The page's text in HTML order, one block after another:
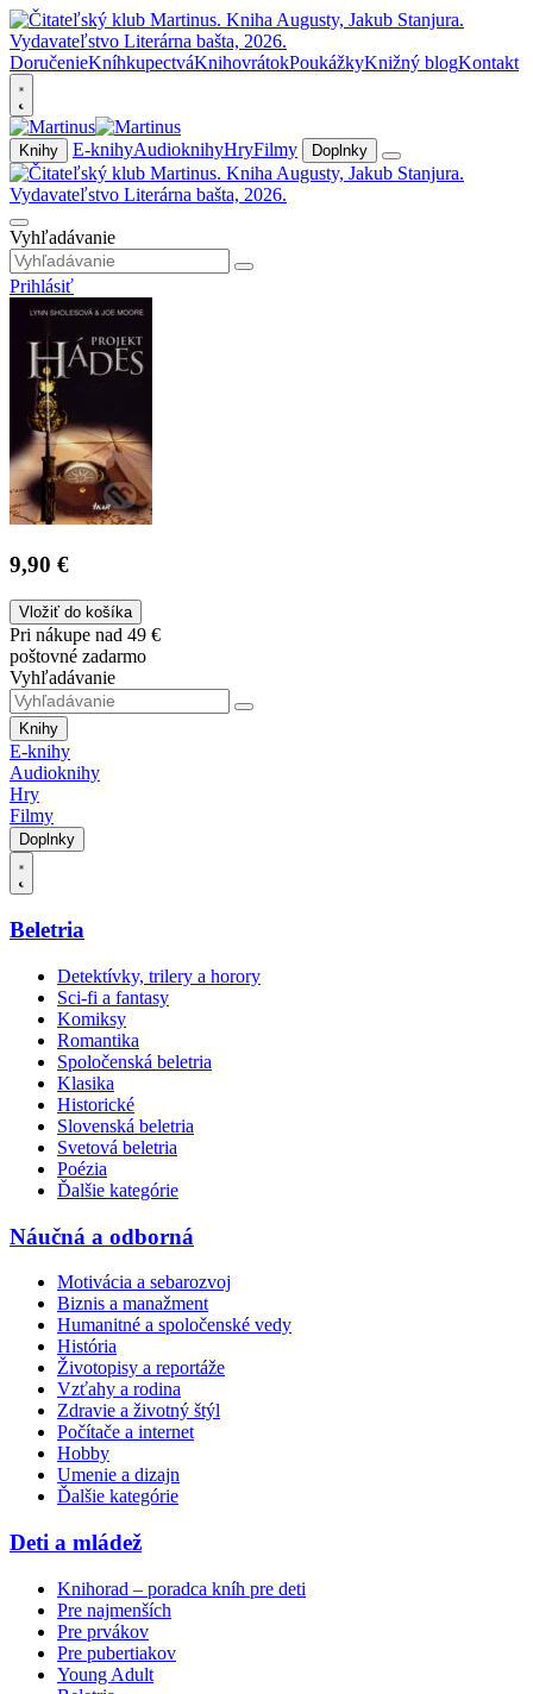
DoručenieKníhkupectváKnihovrátokPoukážkyKnižný blogKontakt
Knihy E-knihyAudioknihyHryFilmy Doplnky
Vyhľadávanie
Prihlásiť
9,90 €
Vložiť do košíka
Pri nákupe nad 49 €
poštovné zadarmo
Vyhľadávanie
Knihy
E-knihy
Audioknihy
Hry
Filmy
Doplnky
Beletria
Detektívky, trilery a horory
Sci-fi a fantasy
Komiksy
Romantika
Spoločenská beletria
Klasika
Historické
Slovenská beletria
Svetová beletria
Poézia
Ďalšie kategórie
Náučná a odborná
Motivácia a sebarozvoj
Biznis a manažment
Humanitné a spoločenské vedy
História
Životopisy a reportáže
Vzťahy a rodina
Zdravie a životný štýl
Počítače a internet
Hobby
Umenie a dizajn
Ďalšie kategórie
Deti a mládež
Knihorad – poradca kníh pre deti
Pre najmenších
Pre prvákov
Pre pubertiakov
Young Adult